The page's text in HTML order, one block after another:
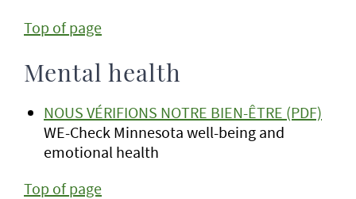
Top of page
Mental health
NOUS VÉRIFIONS NOTRE BIEN-ÊTRE (PDF)
WE-Check Minnesota well-being and
emotional health
Top of page